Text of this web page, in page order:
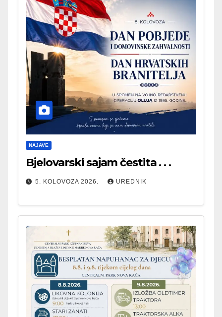
NAJAVE
Bjelovarski sajam čestita . . .
5. KOLOVOZA 2026. UREDNIK